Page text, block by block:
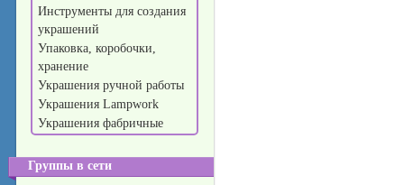
Инструменты для создания
украшений
Упаковка, коробочки,
хранение
Украшения ручной работы
Украшения Lampwork
Украшения фабричные
Группы в сети